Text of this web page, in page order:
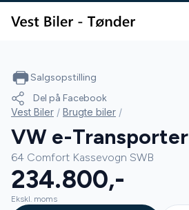
Salgsopstilling
Del på Facebook
Vest Biler / Brugte biler /
VW e-Transporter
64 Comfort Kassevogn SWB
234.800,-
Ekskl. moms